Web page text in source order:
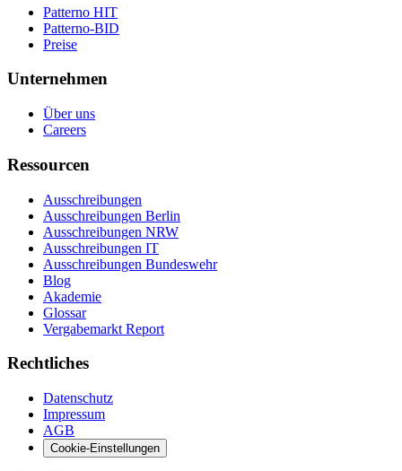
Patterno HIT
Patterno-BID
Preise
Unternehmen
Über uns
Careers
Ressourcen
Ausschreibungen
Ausschreibungen Berlin
Ausschreibungen NRW
Ausschreibungen IT
Ausschreibungen Bundeswehr
Blog
Akademie
Glossar
Vergabemarkt Report
Rechtliches
Datenschutz
Impressum
AGB
Cookie-Einstellungen